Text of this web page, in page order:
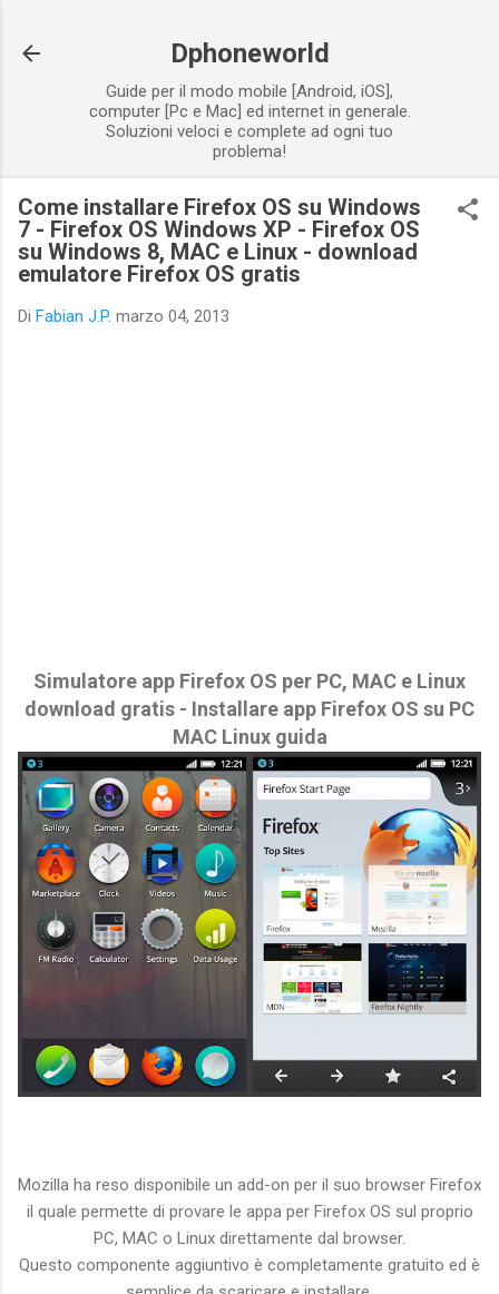
Dphoneworld
Guide per il modo mobile [Android, iOS],
computer [Pc e Mac] ed internet in generale.
Soluzioni veloci e complete ad ogni tuo
problema!
Come installare Firefox OS su Windows
7 - Firefox OS Windows XP - Firefox OS
su Windows 8, MAC e Linux - download
emulatore Firefox OS gratis
Di Fabian J.P. marzo 04, 2013
Simulatore app Firefox OS per PC, MAC e Linux
download gratis - Installare app Firefox OS su PC
MAC Linux guida
Mozilla ha reso disponibile un add-on per il suo browser Firefox
il quale permette di provare le appa per Firefox OS sul proprio
PC, MAC o Linux direttamente dal browser.
Questo componente aggiuntivo è completamente gratuito ed è